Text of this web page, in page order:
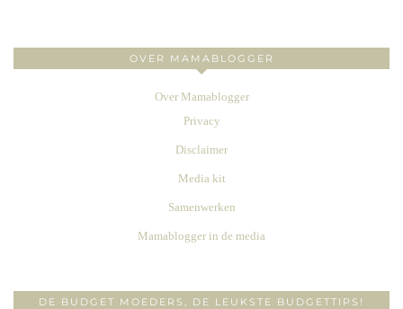
OVER MAMABLOGGER
Over Mamablogger
Privacy
Disclaimer
Media kit
Samenwerken
Mamablogger in de media
DE BUDGET MOEDERS, DE LEUKSTE BUDGETTIPS!